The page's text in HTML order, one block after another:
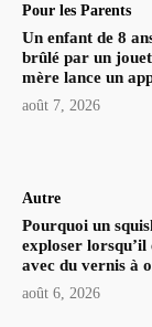
Pour les Parents
Un enfant de 8
brûlé par un
mère lance un
août 7, 2026
Autre
Pourquoi un
exploser
avec du vernis à
août 6, 2026